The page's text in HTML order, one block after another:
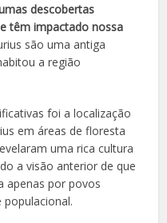
descobertas
têm impactado nossa
são uma antiga
a região
foi a localização
em áreas de floresta
uma rica cultura
a visão anterior de que
apenas por povos